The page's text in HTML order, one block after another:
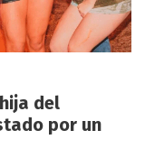
del
por un